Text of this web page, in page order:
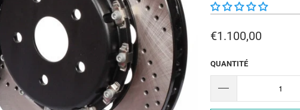
€1.100,00
QUANTITÉ